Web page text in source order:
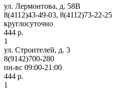
ул. Лермонтова, д. 58В
8(4112)43-49-03, 8(4112)73-22-25
круглосуточно
444 р.
1
ул. Строителей, д. 3
8(9142)700-280
пн-вс 09:00-21:00
444 р.
1